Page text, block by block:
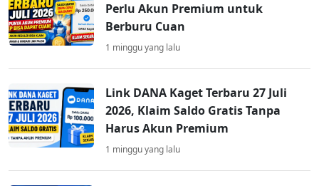
Perlu Akun Premium untuk
Berburu Cuan
1 minggu yang lalu
Link DANA Kaget Terbaru 27 Juli
2026, Klaim Saldo Gratis Tanpa
Harus Akun Premium
1 minggu yang lalu